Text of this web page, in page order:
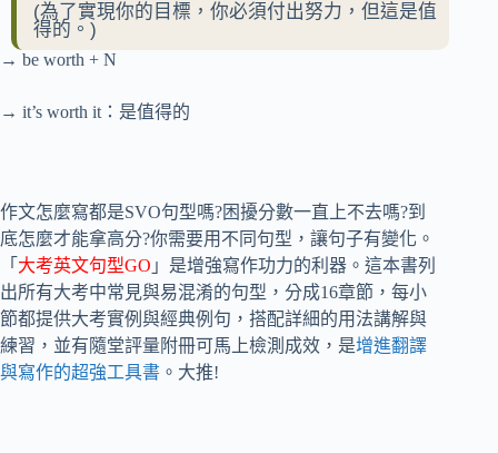
(為了實現你的目標，你必須付出努力，但這是值
得的。)
→ be worth + N
→ it’s worth it：是值得的
作文怎麼寫都是SVO句型嗎?困擾分數一直上不去嗎?到
底怎麼才能拿高分?你需要用不同句型，讓句子有變化。
「 大考英文句型GO 」是增強寫作功力的利器。這本書列
出所有大考中常見與易混淆的句型，分成16章節，每小
節都提供大考實例與經典例句，搭配詳細的用法講解與
練習，並有隨堂評量附冊可馬上檢測成效，是增進翻譯
與寫作的超強工具書 。大推!